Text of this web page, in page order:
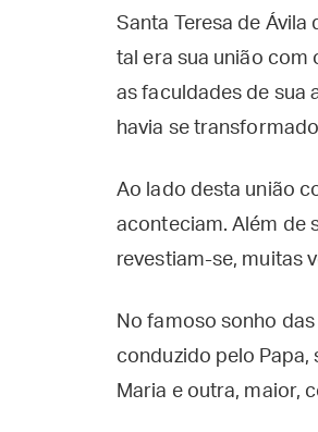
Santa Teresa de
tal era sua união com
as faculdades de sua
havia se
Ao lado desta união
aconteciam. Além de
revestiam-se, muitas
No famoso sonho
conduzido pelo
Maria e outra, maior,